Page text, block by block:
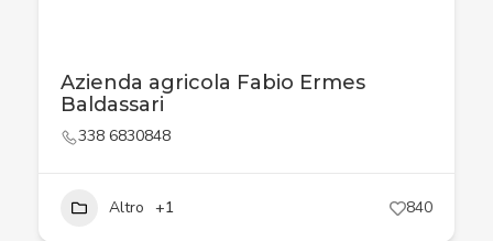
Azienda agricola Fabio Ermes
Baldassari
338 6830848
Altro +1 840